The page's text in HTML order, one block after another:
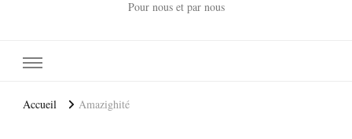
Pour nous et par nous
Accueil Amazighité